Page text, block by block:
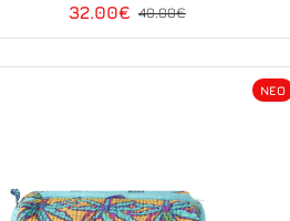
32.00€ 40.00€
NEO